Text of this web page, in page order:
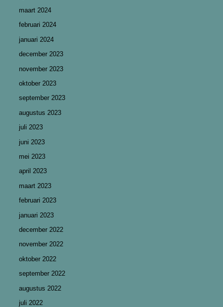
maart 2024
februari 2024
januari 2024
december 2023
november 2023
oktober 2023
september 2023
augustus 2023
juli 2023
juni 2023
mei 2023
april 2023
maart 2023
februari 2023
januari 2023
december 2022
november 2022
oktober 2022
september 2022
augustus 2022
juli 2022